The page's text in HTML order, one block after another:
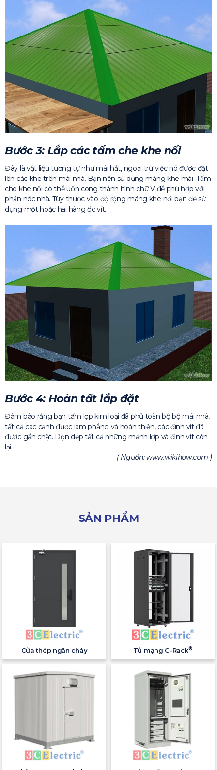
Bước 3: Lắp các tấm che khe nối
Đây là vật liệu tương tự như mái hắt, ngoại trừ việc nó được đặt
lên các khe trên mái nhà. Bạn nên sử dụng máng khe mái. Tấm
che khe nối có thể uốn cong thành hình chữ V để phù hợp với
phần nóc nhà. Tùy thuộc vào độ rộng máng khe nối bạn để sử
dụng một hoặc hai hàng ốc vít.
Bước 4: Hoàn tất lắp đặt
Đảm bảo rằng bạn tấm lợp kim loại đã phủ toàn bộ bộ mái nhà,
tất cả các cạnh được làm phẳng và hoàn thiện, các đinh vít đã
được gắn chặt. Dọn dẹp tất cả những mảnh lợp và đinh vít còn
lại.
( Nguồn: www.wikihow.com )
SẢN PHẨM
Cửa thép ngăn cháy Tủ mạng C-Rack®